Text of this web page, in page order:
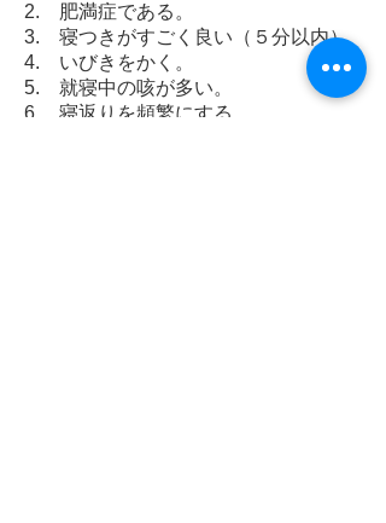
2. 肥満症である。
3. 寝つきがすごく良い（５分以内）
4. いびきをかく。
5. 就寝中の咳が多い。
6. 寝返りを頻繁にする。